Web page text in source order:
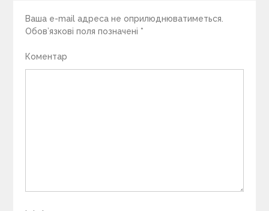
Ваша e-mail адреса не оприлюднюватиметься.
Обов’язкові поля позначені *
Коментар